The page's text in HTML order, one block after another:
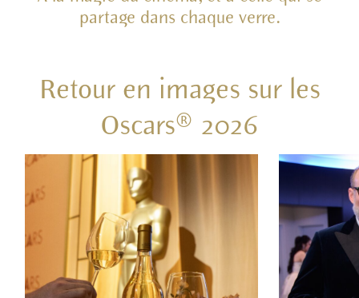
partage dans chaque verre.
Retour en images sur les
Oscars® 2026